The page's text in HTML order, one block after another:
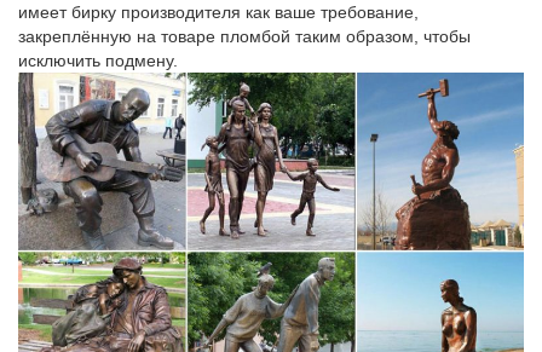
купить символ 2018 года собака
Санкт-Петербург, пр. Обуховской обороны д. 70 к. 2 Москва,
Тихорецкий бульвар д. 1.Здесь представлены самые
разнообразные фигурки щенков и взрослых собак, статуэтки
украшенные собачками, музыкальные шкатулки.
Животные | My-shop.ru | Каталог
Ростов-на-Дону, пер. Журавлева. Санкт-Петербург, м.
Звенигородская. Животные. Всего 751 товар.147 руб.
Новогодний символ "Собака.
Статуэтки – символ 2018 года – Собака – покупайте в Москве
по…
имеет бирку производителя как ваше требование,
закреплённую на товаре пломбой таким образом, чтобы
исключить подмену.